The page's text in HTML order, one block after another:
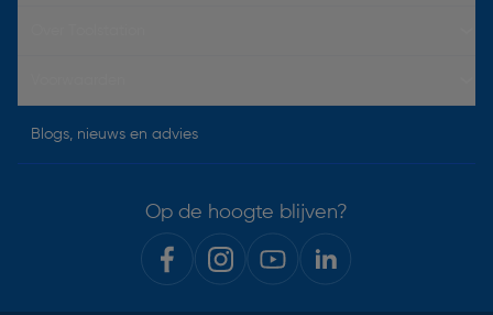
Blogs, nieuws en advies
Op de hoogte blijven?